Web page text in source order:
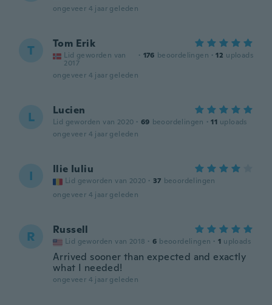
ongeveer 4 jaar geleden
T Tom Erik
Lid geworden van
2017
· 176 beoordelingen · 12 uploads
ongeveer 4 jaar geleden
L Lucien
Lid geworden van 2020 · 69 beoordelingen · 11 uploads
ongeveer 4 jaar geleden
I Ilie Iuliu
Lid geworden van 2020 · 37 beoordelingen
ongeveer 4 jaar geleden
R Russell
Lid geworden van 2018 · 6 beoordelingen · 1 uploads
Arrived sooner than expected and exactly
what I needed!
ongeveer 4 jaar geleden